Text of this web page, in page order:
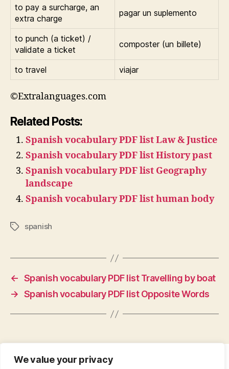
We value your privacy
to pay a surcharge, an
extra charge
pagar un suplemento
to punch (a ticket) /
validate a ticket
composter (un billete)
to travel viajar
©Extralanguages.com
Related Posts:
Spanish vocabulary PDF list Law & Justice
Spanish vocabulary PDF list History past
Spanish vocabulary PDF list Geography
landscape
Spanish vocabulary PDF list human body
Tagsspanish
← Spanish vocabulary PDF list Travelling by boat
→ Spanish vocabulary PDF list Opposite Words
CONTACT •ABOUT•PRIVACY POLICY